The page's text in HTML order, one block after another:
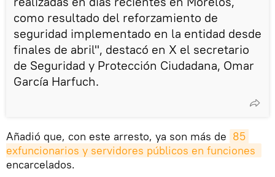
como resultado del reforzamiento de
seguridad implementado en la entidad desde
finales de abril", destacó en X el secretario
de Seguridad y Protección Ciudadana, Omar
García Harfuch.
Añadió que, con este arresto, ya son más de 85
encarcelados.